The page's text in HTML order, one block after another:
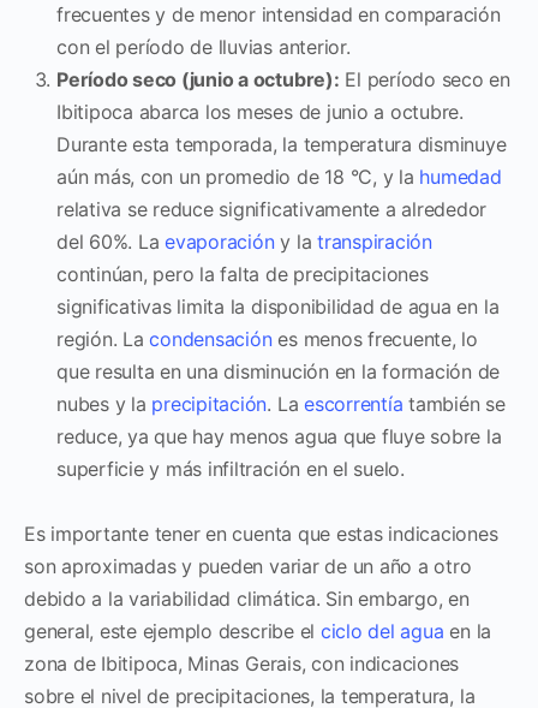
frecuentes y de menor intensidad en comparación
con el período de lluvias anterior.
Período seco (junio a octubre): El período seco en
Ibitipoca abarca los meses de junio a octubre.
Durante esta temporada, la temperatura disminuye
aún más, con un promedio de 18 °C, y la humedad
relativa se reduce significativamente a alrededor
del 60%. Laevaporacióny latranspiración
continúan, pero la falta de precipitaciones
significativas limita la disponibilidad de agua en la
región. Lacondensaciónes menos frecuente, lo
que resulta en una disminución en la formación de
nubes y la precipitación. Laescorrentía también se
reduce, ya que hay menos agua que fluye sobre la
superficie y más infiltración en el suelo.
Es importante tener en cuenta que estas indicaciones
son aproximadas y pueden variar de un año a otro
debido a la variabilidad climática. Sin embargo, en
general, este ejemplo describe el ciclo del agua en la
zona de Ibitipoca, Minas Gerais, con indicaciones
sobre el nivel de precipitaciones, la temperatura, la